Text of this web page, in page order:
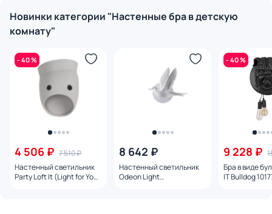
Новинки категории "Настенные бра в детскую
комнату"
- 40 %
4 506 ₽ 7 510 ₽
Настенный светильник
Party Loft It (Light for You)
8 642 ₽
Настенный светильник
Odeon Light
- 40 %
9 228 ₽
Бра в виде
IT Bulldog